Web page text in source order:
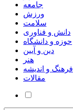
جامعه
ورزش
سلامت
دانش و فناوری
حوزه و دانشگاه
دین و آیین
هنر
فرهنگ و اندیشه
مقالات